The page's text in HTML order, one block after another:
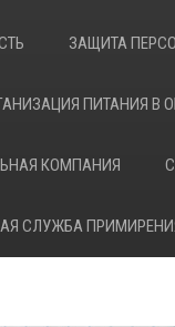
ЗАЩИТА
ПИТАНИЯ В
КОМПАНИЯ
СЛУЖБА